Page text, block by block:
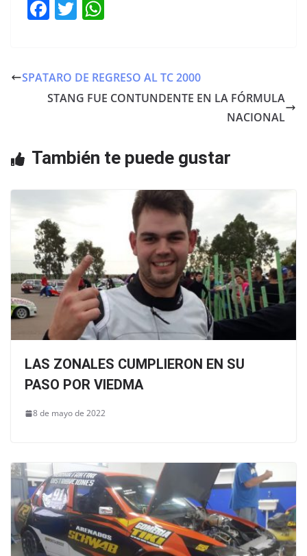
F
e
b
k
T
er s
A
SPATARO DE REGRESO AL TC 2000
STANG FUE CONTUNDENTE EN LA FÓRMULA
NACIONAL
También te puede gustar
LAS ZONALES CUMPLIERON EN SU
PASO POR VIEDMA
8 de mayo de 2022